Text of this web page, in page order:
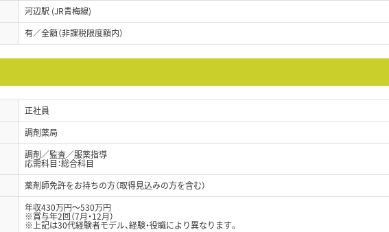
河辺駅 (JR青梅線)
有／全額（非課税限度額内）
正社員
調剤薬局
調剤／監査／服薬指導
応需科目：総合科目
薬剤師免許をお持ちの方（取得見込みの方を含む）
年収430万円～530万円
※賞与年2回（7月・12月）
※上記は30代経験者モデル、経験・役職により異なります。